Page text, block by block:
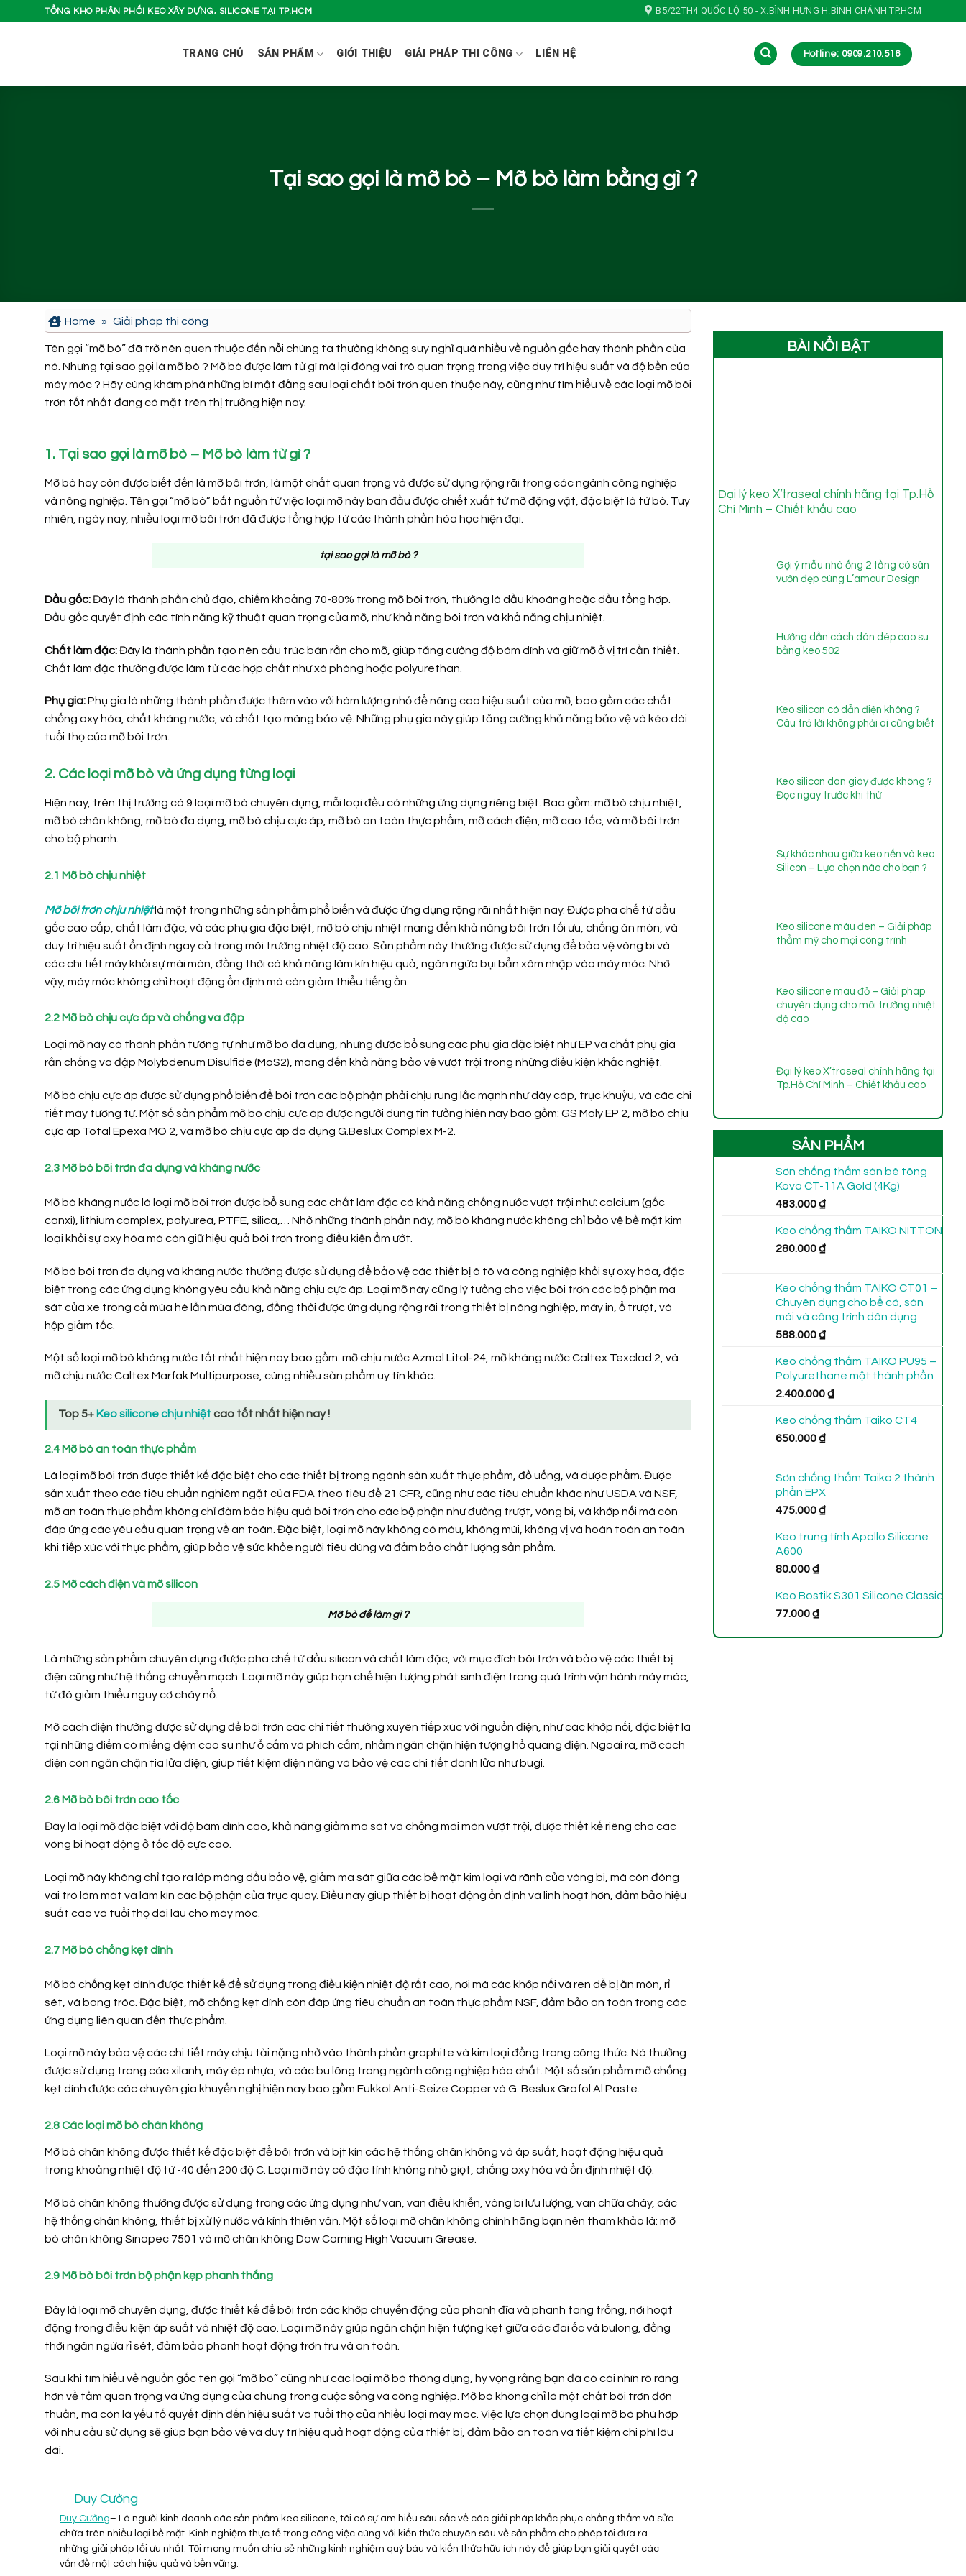
TỔNG KHO PHÂN PHỐI KEO XÂY DỰNG, SILICONE TẠI TP.HCM B5/22TH4 QUỐC LỘ 50 - X.BÌNH HƯNG H.BÌNH CHÁNH TP.HCM
TRANG CHỦ SẢN PHẨM GIỚI THIỆU GIẢI PHÁP THI CÔNG LIÊN HỆ Hotline: 0909.210.516
Tại sao gọi là mỡ bò – Mỡ bò làm bằng gì ?
Home » Giải pháp thi công
Tên gọi “mỡ bò” đã trở nên quen thuộc đến nỗi chúng ta thường không suy nghĩ quá nhiều về nguồn gốc hay thành phần của
nó. Nhưng tại sao gọi là mỡ bò ? Mỡ bò được làm từ gì mà lại đóng vai trò quan trọng trong việc duy trì hiệu suất và độ bền của
máy móc ? Hãy cùng khám phá những bí mật đằng sau loại chất bôi trơn quen thuộc này, cũng như tìm hiểu về các loại mỡ bôi
trơn tốt nhất đang có mặt trên thị trường hiện nay.
1. Tại sao gọi là mỡ bò – Mỡ bò làm từ gì ?
Mỡ bò hay còn được biết đến là mỡ bôi trơn, là một chất quan trọng và được sử dụng rộng rãi trong các ngành công nghiệp
và nông nghiệp. Tên gọi “mỡ bò” bắt nguồn từ việc loại mỡ này ban đầu được chiết xuất từ mỡ động vật, đặc biệt là từ bò. Tuy
nhiên, ngày nay, nhiều loại mỡ bôi trơn đã được tổng hợp từ các thành phần hóa học hiện đại.
tại sao gọi là mỡ bò ?
Dầu gốc:Đây là thành phần chủ đạo, chiếm khoảng 70-80% trong mỡ bôi trơn, thường là dầu khoáng hoặc dầu tổng hợp.
Dầu gốc quyết định các tính năng kỹ thuật quan trọng của mỡ, như khả năng bôi trơn và khả năng chịu nhiệt.
Chất làm đặc:Đây là thành phần tạo nên cấu trúc bán rắn cho mỡ, giúp tăng cường độ bám dính và giữ mỡ ở vị trí cần thiết.
Chất làm đặc thường được làm từ các hợp chất như xà phòng hoặc polyurethan.
Phụ gia:Phụ gia là những thành phần được thêm vào với hàm lượng nhỏ để nâng cao hiệu suất của mỡ, bao gồm các chất
chống oxy hóa, chất kháng nước, và chất tạo màng bảo vệ. Những phụ gia này giúp tăng cường khả năng bảo vệ và kéo dài
tuổi thọ của mỡ bôi trơn.
2. Các loại mỡ bò và ứng dụng từng loại
Hiện nay, trên thị trường có 9 loại mỡ bò chuyên dụng, mỗi loại đều có những ứng dụng riêng biệt. Bao gồm: mỡ bò chịu nhiệt,
mỡ bò chân không, mỡ bò đa dụng, mỡ bò chịu cực áp, mỡ bò an toàn thực phẩm, mỡ cách điện, mỡ cao tốc, và mỡ bôi trơn
cho bộ phanh.
2.1 Mỡ bò chịu nhiệt
Mỡ bôi trơn chịu nhiệtlà một trong những sản phẩm phổ biến và được ứng dụng rộng rãi nhất hiện nay. Được pha chế từ dầu
gốc cao cấp, chất làm đặc, và các phụ gia đặc biệt, mỡ bò chịu nhiệt mang đến khả năng bôi trơn tối ưu, chống ăn mòn, và
duy trì hiệu suất ổn định ngay cả trong môi trường nhiệt độ cao. Sản phẩm này thường được sử dụng để bảo vệ vòng bi và
các chi tiết máy khỏi sự mài mòn, đồng thời có khả năng làm kín hiệu quả, ngăn ngừa bụi bẩn xâm nhập vào máy móc. Nhờ
vậy, máy móc không chỉ hoạt động ổn định mà còn giảm thiểu tiếng ồn.
2.2 Mỡ bò chịu cực áp và chống va đập
Loại mỡ này có thành phần tương tự như mỡ bò đa dụng, nhưng được bổ sung các phụ gia đặc biệt như EP và chất phụ gia
rắn chống va đập Molybdenum Disulfide (MoS2), mang đến khả năng bảo vệ vượt trội trong những điều kiện khắc nghiệt.
Mỡ bò chịu cực áp được sử dụng phổ biến để bôi trơn các bộ phận phải chịu rung lắc mạnh như dây cáp, trục khuỷu, và các chi
tiết máy tương tự. Một số sản phẩm mỡ bò chịu cực áp được người dùng tin tưởng hiện nay bao gồm: GS Moly EP 2, mỡ bò chịu
cực áp Total Epexa MO 2, và mỡ bò chịu cực áp đa dụng G.Beslux Complex M-2.
2.3 Mỡ bò bôi trơn đa dụng và kháng nước
Mỡ bò kháng nước là loại mỡ bôi trơn được bổ sung các chất làm đặc có khả năng chống nước vượt trội như: calcium (gốc
canxi), lithium complex, polyurea, PTFE, silica,… Nhờ những thành phần này, mỡ bò kháng nước không chỉ bảo vệ bề mặt kim
loại khỏi sự oxy hóa mà còn giữ hiệu quả bôi trơn trong điều kiện ẩm ướt.
Mỡ bò bôi trơn đa dụng và kháng nước thường được sử dụng để bảo vệ các thiết bị ô tô và công nghiệp khỏi sự oxy hóa, đặc
biệt trong các ứng dụng không yêu cầu khả năng chịu cực áp. Loại mỡ này cũng lý tưởng cho việc bôi trơn các bộ phận ma
sát của xe trong cả mùa hè lẫn mùa đông, đồng thời được ứng dụng rộng rãi trong thiết bị nông nghiệp, máy in, ổ trượt, và
hộp giảm tốc.
Một số loại mỡ bò kháng nước tốt nhất hiện nay bao gồm: mỡ chịu nước Azmol Litol-24, mỡ kháng nước Caltex Texclad 2, và
mỡ chịu nước Caltex Marfak Multipurpose, cùng nhiều sản phẩm uy tín khác.
Top 5+ Keo silicone chịu nhiệtcao tốt nhất hiện nay !
2.4 Mỡ bò an toàn thực phẩm
Là loại mỡ bôi trơn được thiết kế đặc biệt cho các thiết bị trong ngành sản xuất thực phẩm, đồ uống, và dược phẩm. Được
sản xuất theo các tiêu chuẩn nghiêm ngặt của FDA theo tiêu đề 21 CFR, cũng như các tiêu chuẩn khác như USDA và NSF,
mỡ an toàn thực phẩm không chỉ đảm bảo hiệu quả bôi trơn cho các bộ phận như đường trượt, vòng bi, và khớp nối mà còn
đáp ứng các yêu cầu quan trọng về an toàn. Đặc biệt, loại mỡ này không có màu, không mùi, không vị và hoàn toàn an toàn
khi tiếp xúc với thực phẩm, giúp bảo vệ sức khỏe người tiêu dùng và đảm bảo chất lượng sản phẩm.
2.5 Mỡ cách điện và mỡ silicon
Mỡ bò để làm gì ?
Là những sản phẩm chuyên dụng được pha chế từ dầu silicon và chất làm đặc, với mục đích bôi trơn và bảo vệ các thiết bị
điện cũng như hệ thống chuyển mạch. Loại mỡ này giúp hạn chế hiện tượng phát sinh điện trong quá trình vận hành máy móc,
từ đó giảm thiểu nguy cơ cháy nổ.
Mỡ cách điện thường được sử dụng để bôi trơn các chi tiết thường xuyên tiếp xúc với nguồn điện, như các khớp nối, đặc biệt là
tại những điểm có miếng đệm cao su như ổ cắm và phích cắm, nhằm ngăn chặn hiện tượng hồ quang điện. Ngoài ra, mỡ cách
điện còn ngăn chặn tia lửa điện, giúp tiết kiệm điện năng và bảo vệ các chi tiết đánh lửa như bugi.
2.6 Mỡ bò bôi trơn cao tốc
Đây là loại mỡ đặc biệt với độ bám dính cao, khả năng giảm ma sát và chống mài mòn vượt trội, được thiết kế riêng cho các
vòng bi hoạt động ở tốc độ cực cao.
Loại mỡ này không chỉ tạo ra lớp màng dầu bảo vệ, giảm ma sát giữa các bề mặt kim loại và rãnh của vòng bi, mà còn đóng
vai trò làm mát và làm kín các bộ phận của trục quay. Điều này giúp thiết bị hoạt động ổn định và linh hoạt hơn, đảm bảo hiệu
suất cao và tuổi thọ dài lâu cho máy móc.
2.7 Mỡ bò chống kẹt dính
Mỡ bò chống kẹt dính được thiết kế để sử dụng trong điều kiện nhiệt độ rất cao, nơi mà các khớp nối và ren dễ bị ăn mòn, rỉ
sét, và bong tróc. Đặc biệt, mỡ chống kẹt dính còn đáp ứng tiêu chuẩn an toàn thực phẩm NSF, đảm bảo an toàn trong các
ứng dụng liên quan đến thực phẩm.
Loại mỡ này bảo vệ các chi tiết máy chịu tải nặng nhờ vào thành phần graphite và kim loại đồng trong công thức. Nó thường
được sử dụng trong các xilanh, máy ép nhựa, và các bu lông trong ngành công nghiệp hóa chất. Một số sản phẩm mỡ chống
kẹt dính được các chuyên gia khuyến nghị hiện nay bao gồm Fukkol Anti-Seize Copper và G. Beslux Grafol Al Paste.
2.8 Các loại mỡ bò chân không
Mỡ bò chân không được thiết kế đặc biệt để bôi trơn và bịt kín các hệ thống chân không và áp suất, hoạt động hiệu quả
trong khoảng nhiệt độ từ -40 đến 200 độ C. Loại mỡ này có đặc tính không nhỏ giọt, chống oxy hóa và ổn định nhiệt độ.
Mỡ bò chân không thường được sử dụng trong các ứng dụng như van, van điều khiển, vòng bi lưu lượng, van chữa cháy, các
hệ thống chân không, thiết bị xử lý nước và kính thiên văn. Một số loại mỡ chân không chính hãng bạn nên tham khảo là: mỡ
bò chân không Sinopec 7501 và mỡ chân không Dow Corning High Vacuum Grease.
2.9 Mỡ bò bôi trơn bộ phận kẹp phanh thắng
Đây là loại mỡ chuyên dụng, được thiết kế để bôi trơn các khớp chuyển động của phanh đĩa và phanh tang trống, nơi hoạt
động trong điều kiện áp suất và nhiệt độ cao. Loại mỡ này giúp ngăn chặn hiện tượng kẹt giữa các đai ốc và bulong, đồng
thời ngăn ngừa rỉ sét, đảm bảo phanh hoạt động trơn tru và an toàn.
Sau khi tìm hiểu về nguồn gốc tên gọi “mỡ bò” cũng như các loại mỡ bò thông dụng, hy vọng rằng bạn đã có cái nhìn rõ ràng
hơn về tầm quan trọng và ứng dụng của chúng trong cuộc sống và công nghiệp. Mỡ bò không chỉ là một chất bôi trơn đơn
thuần, mà còn là yếu tố quyết định đến hiệu suất và tuổi thọ của nhiều loại máy móc. Việc lựa chọn đúng loại mỡ bò phù hợp
với nhu cầu sử dụng sẽ giúp bạn bảo vệ và duy trì hiệu quả hoạt động của thiết bị, đảm bảo an toàn và tiết kiệm chi phí lâu
dài.
Duy Cường
Duy Cường– Là người kinh doanh các sản phẩm keo silicone, tôi có sự am hiểu sâu sắc về các giải pháp khắc phục chống thấm và sửa
chữa trên nhiều loại bề mặt. Kinh nghiệm thực tế trong công việc cùng với kiến thức chuyên sâu về sản phẩm cho phép tôi đưa ra
những giải pháp tối ưu nhất. Tôi mong muốn chia sẻ những kinh nghiệm quý báu và kiến thức hữu ích này để giúp bạn giải quyết các
vấn đề một cách hiệu quả và bền vững.
BÀI NỔI BẬT
Đại lý keo X’traseal chính hãng tại Tp.Hồ
Chí Minh – Chiết khấu cao
Gợi ý mẫu nhà ống 2 tầng có sân
vườn đẹp cùng L’amour Design
Hướng dẫn cách dán dép cao su
bằng keo 502
Keo silicon có dẫn điện không ?
Câu trả lời không phải ai cũng biết
Keo silicon dán giày được không ?
Đọc ngay trước khi thử
Sự khác nhau giữa keo nến và keo
Silicon – Lựa chọn nào cho bạn ?
Keo silicone màu đen – Giải pháp
thẩm mỹ cho mọi công trình
Keo silicone màu đỏ – Giải pháp
chuyên dụng cho môi trường nhiệt
độ cao
Đại lý keo X’traseal chính hãng tại
Tp.Hồ Chí Minh – Chiết khấu cao
SẢN PHẨM
Sơn chống thấm sàn bê tông
Kova CT-11A Gold (4Kg)
483.000₫
Keo chống thấm TAIKO NITTON
280.000₫
Keo chống thấm TAIKO CT01 –
Chuyên dụng cho bể cá, sàn
mái và công trình dân dụng
588.000₫
Keo chống thấm TAIKO PU95 –
Polyurethane một thành phần
2.400.000₫
Keo chống thấm Taiko CT4
650.000₫
Sơn chống thấm Taiko 2 thành
phần EPX
475.000₫
Keo trung tính Apollo Silicone
A600
80.000₫
Keo Bostik S301 Silicone Classic
77.000₫